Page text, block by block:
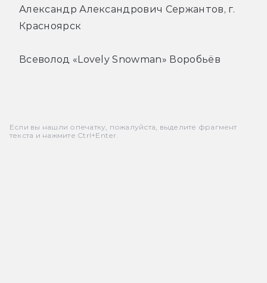
Александр Александрович Сержантов, г.
Красноярск
Всеволод «Lovely Snowman» Воробьёв
Если вы нашли опечатку, пожалуйста, выделите фрагмент
текста и нажмите Ctrl+Enter.